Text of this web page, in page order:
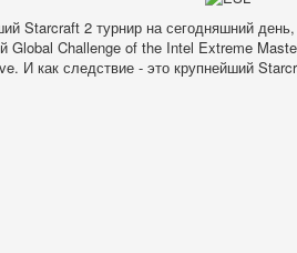
Starcraft 2 турнир на сегодняшний
Global Challenge of the Intel Extreme
И как следствие - это крупнейший